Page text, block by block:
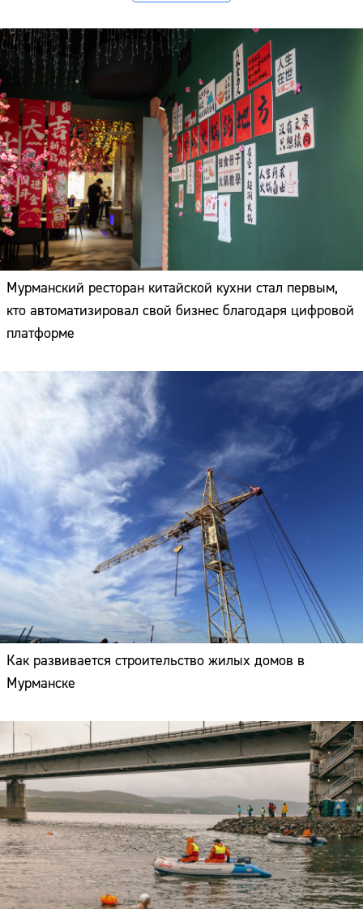
Мурманский ресторан китайской кухни стал первым,
кто автоматизировал свой бизнес благодаря цифровой
платформе
Как развивается строительство жилых домов в
Мурманске